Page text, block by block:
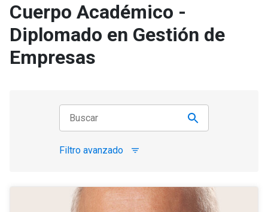
Cuerpo Académico -
Diplomado en Gestión de
Empresas
Filtro avanzado filter_list